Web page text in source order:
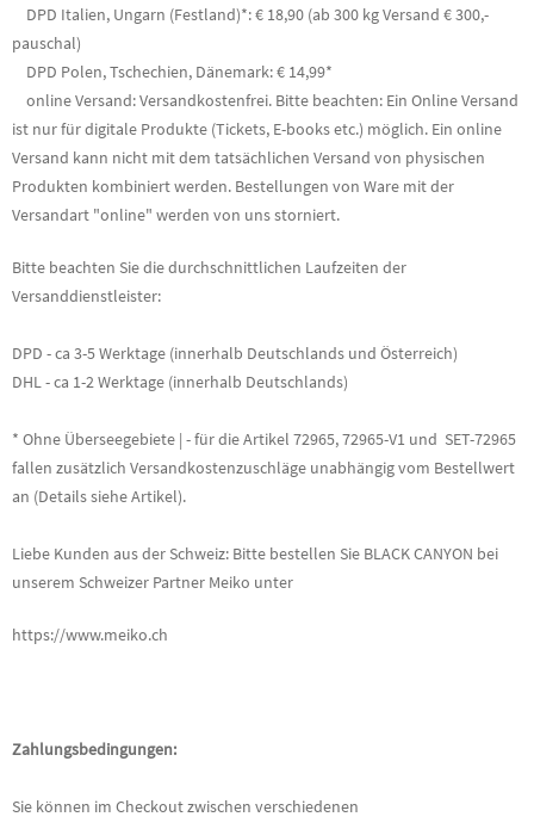
DPD Italien, Ungarn (Festland)*: € 18,90 (ab 300 kg Versand € 300,-
pauschal)
DPD Polen, Tschechien, Dänemark: € 14,99*
online Versand: Versandkostenfrei. Bitte beachten: Ein Online Versand
ist nur für digitale Produkte (Tickets, E-books etc.) möglich. Ein online
Versand kann nicht mit dem tatsächlichen Versand von physischen
Produkten kombiniert werden. Bestellungen von Ware mit der
Versandart "online" werden von uns storniert.
Bitte beachten Sie die durchschnittlichen Laufzeiten der
Versanddienstleister:
DPD - ca 3-5 Werktage (innerhalb Deutschlands und Österreich)
DHL - ca 1-2 Werktage (innerhalb Deutschlands)
* Ohne Überseegebiete | - für die Artikel 72965, 72965-V1 und SET-72965
fallen zusätzlich Versandkostenzuschläge unabhängig vom Bestellwert
an (Details siehe Artikel).
Liebe Kunden aus der Schweiz: Bitte bestellen Sie BLACK CANYON bei
unserem Schweizer Partner Meiko unter
https://www.meiko.ch
Zahlungsbedingungen:
Sie können im Checkout zwischen verschiedenen